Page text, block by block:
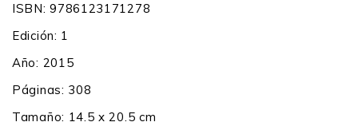
ISBN: 9786123171278
Edición: 1
Año: 2015
Páginas: 308
Tamaño: 14.5 x 20.5 cm